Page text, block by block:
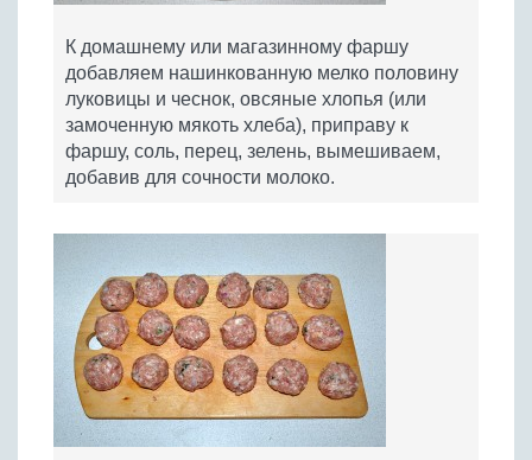
К домашнему или магазинному фаршу
добавляем нашинкованную мелко половину
луковицы и чеснок, овсяные хлопья (или
замоченную мякоть хлеба), приправу к
фаршу, соль, перец, зелень, вымешиваем,
добавив для сочности молоко.